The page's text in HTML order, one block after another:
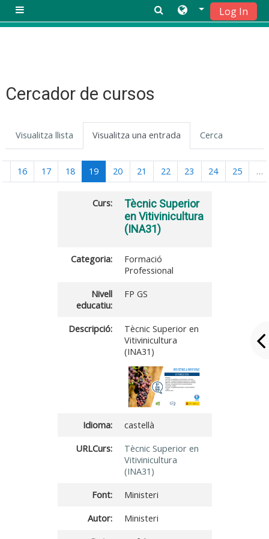
Panell lateral
Log In
Cercador de cursos
Visualitza llista Visualitza una entrada Cerca
16 17 18 19(current)
20 21 22 23 24 25 …
Curs:
Tècnic Superior
en Vitivinicultura
(INA31)
Categoria:
Formació
Professional
Nivell
educatiu:
FP GS
Descripció:
Tècnic Superior en
Vitivinicultura
(INA31)
Idioma: castellà
URLCurs:
Tècnic Superior en
Vitivinicultura
(INA31)
Font: Ministeri
Autor: Ministeri